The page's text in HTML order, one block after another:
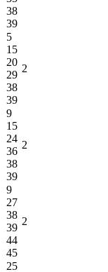
38
39
5
15
20
29
38
39
2
9
15
24
36
38
39
2
9
27
38
39
44
45
2
25